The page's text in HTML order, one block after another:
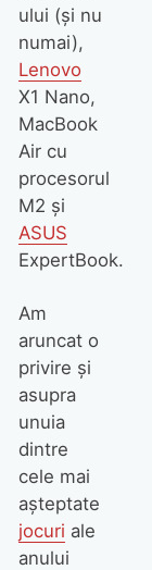
ului (și nu
numai),
Lenovo
X1 Nano,
MacBook
Air cu
procesorul
M2 și
ASUS
ExpertBook.
Am
aruncat o
privire și
asupra
unuia
dintre
cele mai
așteptate
jocuri ale
anului